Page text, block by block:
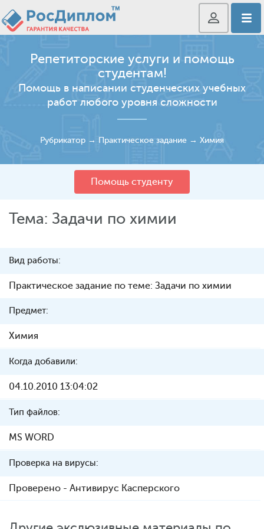
Репетиторские услуги и помощь
студентам!
Помощь в написании студенческих учебных
работ любого уровня сложности
Рубрикатор → Практическое задание → Химия
Помощь студенту
Тема: Задачи по химии
Вид работы:
Практическое задание по теме: Задачи по химии
Предмет:
Химия
Когда добавили:
04.10.2010 13:04:02
Тип файлов:
MS WORD
Проверка на вирусы:
Проверено - Антивирус Касперского